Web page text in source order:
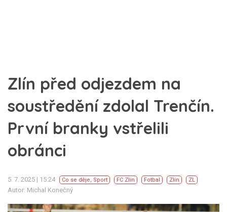
Zlín před odjezdem na
soustředění zdolal Trenčín.
První branky vstřelili
obránci
5. 7. 2025 | 15:24 Co se děje, Sport FC Zlín Fotbal Zlín ZL
Autor: Michal Konečný